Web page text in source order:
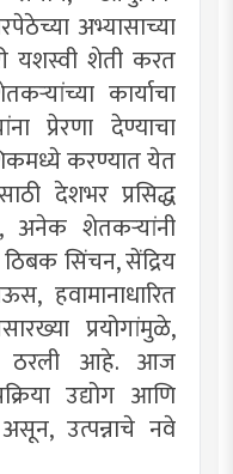
अभ्यासाच्या
यशस्वी शेती करत
कार्याचा
प्रेरणा देण्याचा
करण्यात येत
देशभर प्रसिद्ध
अनेक शेतकऱ्यांनी
सिंचन, सेंद्रिय
हवामानाधारित
प्रयोगांमुळे,
ठरली आहे. आज
उद्योग आणि
असून, उत्पन्नाचे नवे